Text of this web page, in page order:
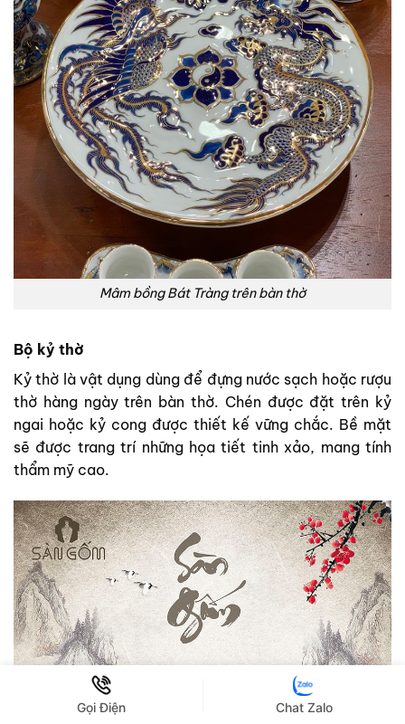
Mâm bồng Bát Tràng trên bàn thờ
Bộ kỷ thờ
Kỷ thờ là vật dụng dùng để đựng nước sạch hoặc rượu
thờ hàng ngày trên bàn thờ. Chén được đặt trên kỷ
ngai hoặc kỷ cong được thiết kế vững chắc. Bề mặt
sẽ được trang trí những họa tiết tinh xảo, mang tính
thẩm mỹ cao.
Gọi Điện Chat Zalo